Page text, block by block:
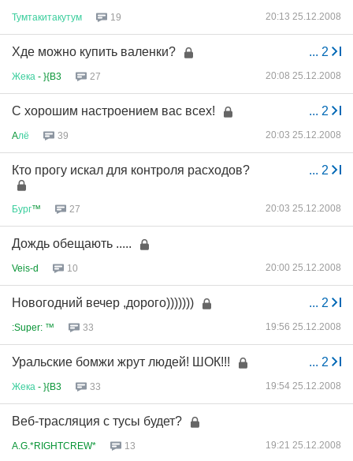
Тумтакитакутум 19 20:13 25.12.2008
... 2
Хде можно купить валенки?
Жека - }{B3 27 20:08 25.12.2008
... 2
С хорошим настроением вас всех!
Aлё 39 20:03 25.12.2008
... 2
Кто прогу искал для контроля расходов?
Бург™ 27 20:03 25.12.2008
Дождь обещають .....
Veis-d 10 20:00 25.12.2008
... 2
Новогодний вечер ,дорого)))))))
:Super: ™ 33 19:56 25.12.2008
... 2
Уральские бомжи жрут людей! ШОК!!!
Жека - }{B3 33 19:54 25.12.2008
Веб-трасляция с тусы будет?
A.G.*RIGHTCREW* 13 19:21 25.12.2008